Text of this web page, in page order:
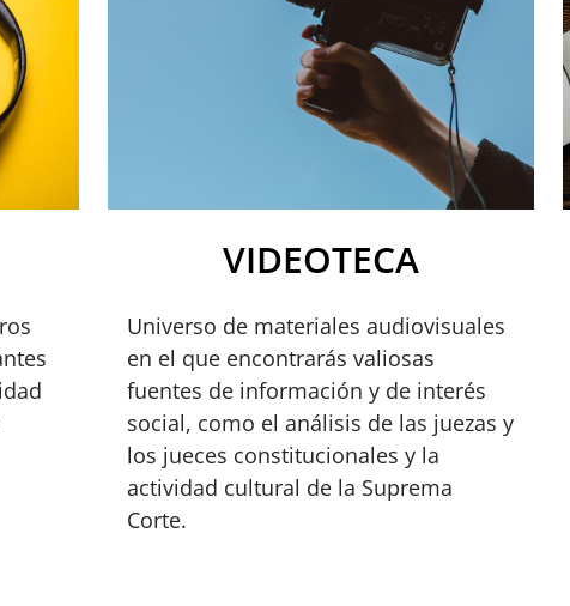
VIDEOTECA
Universo de materiales audiovisuales
en el que encontrarás valiosas
fuentes de información y de interés
social, como el análisis de las juezas y
los jueces constitucionales y la
actividad cultural de la Suprema
Corte.